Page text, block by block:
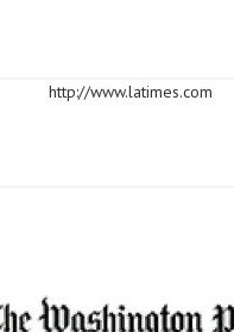
http://www.latimes.com